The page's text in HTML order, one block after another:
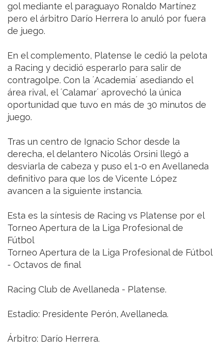
gol mediante el paraguayo Ronaldo Martínez
pero el árbitro Darío Herrera lo anuló por fuera
de juego.
En el complemento, Platense le cedió la pelota
a Racing y decidió esperarlo para salir de
contragolpe. Con la ´Academia´ asediando el
área rival, el ´Calamar´ aprovechó la única
oportunidad que tuvo en más de 30 minutos de
juego.
Tras un centro de Ignacio Schor desde la
derecha, el delantero Nicolás Orsini llegó a
desviarla de cabeza y puso el 1-0 en Avellaneda
definitivo para que los de Vicente López
avancen a la siguiente instancia.
Esta es la síntesis de Racing vs Platense por el
Torneo Apertura de la Liga Profesional de
Fútbol
Torneo Apertura de la Liga Profesional de Fútbol
- Octavos de final
Racing Club de Avellaneda - Platense.
Estadio: Presidente Perón, Avellaneda.
Árbitro: Darío Herrera.